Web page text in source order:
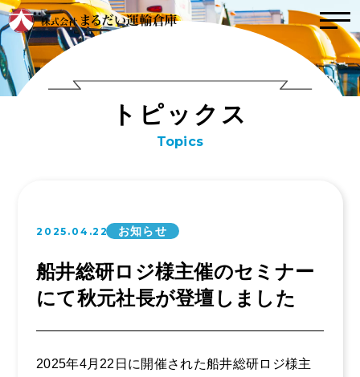
トピックス
こんな会社
倉庫事業
業務委託事業
事業拠点紹介
会社案内
ト ピ ッ ク ス
Topics
2025.04.22 お知らせ
船井総研ロジ様主催のセミナー
にて秋元社長が登壇しました
2025年4月22日に開催された船井総研ロジ様主